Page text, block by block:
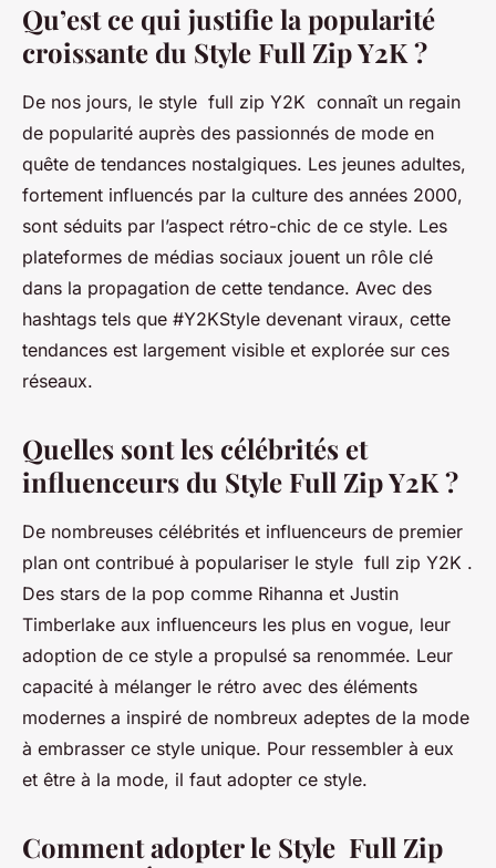
Qu’est ce qui justifie la popularité
croissante du Style Full Zip Y2K ?
De nos jours, le style full zip Y2K connaît un regain
de popularité auprès des passionnés de mode en
quête de tendances nostalgiques. Les jeunes adultes,
fortement influencés par la culture des années 2000,
sont séduits par l’aspect rétro-chic de ce style. Les
plateformes de médias sociaux jouent un rôle clé
dans la propagation de cette tendance. Avec des
hashtags tels que #Y2KStyle devenant viraux, cette
tendances est largement visible et explorée sur ces
réseaux.
Quelles sont les célébrités et
influenceurs du Style Full Zip Y2K ?
De nombreuses célébrités et influenceurs de premier
plan ont contribué à populariser le style full zip Y2K .
Des stars de la pop comme Rihanna et Justin
Timberlake aux influenceurs les plus en vogue, leur
adoption de ce style a propulsé sa renommée. Leur
capacité à mélanger le rétro avec des éléments
modernes a inspiré de nombreux adeptes de la mode
à embrasser ce style unique. Pour ressembler à eux
et être à la mode, il faut adopter ce style.
Comment adopter le Style Full Zip